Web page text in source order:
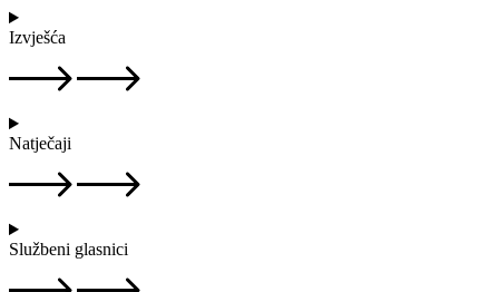
Izvješća
Natječaji
Službeni glasnici